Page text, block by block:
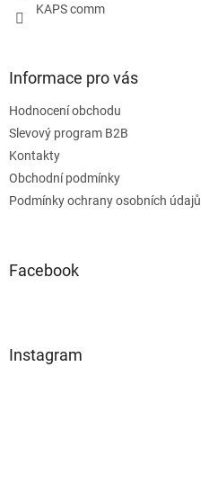
KAPS comm
Informace pro vás
Hodnocení obchodu
Slevový program B2B
Kontakty
Obchodní podmínky
Podmínky ochrany osobních údajů
Facebook
Instagram